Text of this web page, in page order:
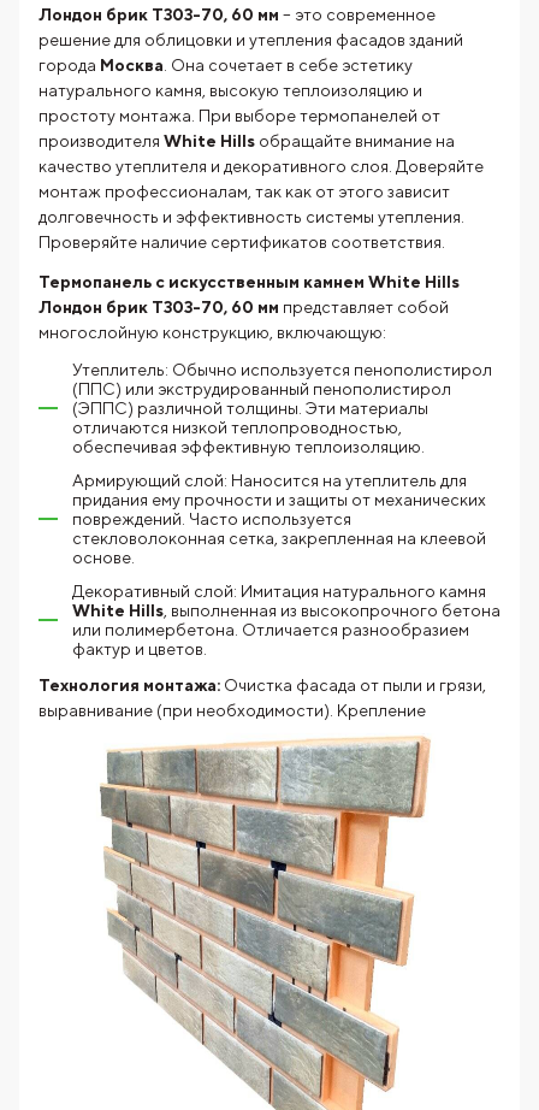
Лондон брик T303-70, 60 мм – это современное
решение для облицовки и утепления фасадов зданий
города Москва . Она сочетает в себе эстетику
натурального камня, высокую теплоизоляцию и
простоту монтажа. При выборе термопанелей от
производителя White Hills обращайте внимание на
качество утеплителя и декоративного слоя. Доверяйте
монтаж профессионалам, так как от этого зависит
долговечность и эффективность системы утепления.
Проверяйте наличие сертификатов соответствия.
Термопанель с искусственным камнем White Hills
Лондон брик T303-70, 60 мм представляет собой
многослойную конструкцию, включающую:
Утеплитель: Обычно используется пенополистирол
(ППС) или экструдированный пенополистирол
(ЭППС) различной толщины. Эти материалы
отличаются низкой теплопроводностью,
обеспечивая эффективную теплоизоляцию.
Армирующий слой: Наносится на утеплитель для
придания ему прочности и защиты от механических
повреждений. Часто используется
стекловолоконная сетка, закрепленная на клеевой
основе.
Декоративный слой: Имитация натурального камня
White Hills , выполненная из высокопрочного бетона
или полимербетона. Отличается разнообразием
фактур и цветов.
Технология монтажа: Очистка фасада от пыли и грязи,
выравнивание (при необходимости). Крепление